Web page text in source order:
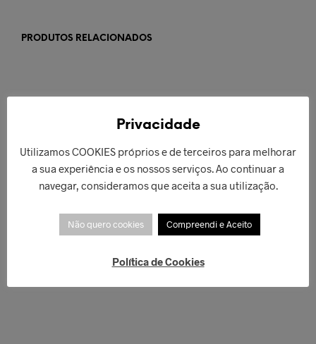
PRODUTOS RELACIONADOS
ADICIONAR
59,00
LER MAIS
Privacidade
Utilizamos COOKIES próprios e de terceiros para melhorar
a sua experiência e os nossos serviços. Ao continuar a
navegar, consideramos que aceita a sua utilização.
Não quero cookies Compreendi e Aceito
Política de Cookies